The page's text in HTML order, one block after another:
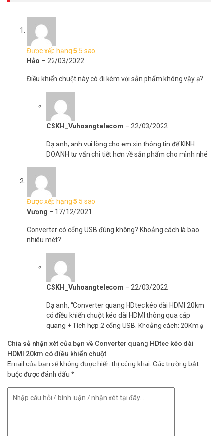
Được xếp hạng 5 5 sao
Hảo – 22/03/2022
Điều khiển chuột này có đi kèm với sản phẩm không vậy ạ?
CSKH_Vuhoangtelecom – 22/03/2022
Dạ anh, anh vui lòng cho em xin thông tin để KINH
DOANH tư vấn chi tiết hơn về sản phẩm cho mình nhé
Được xếp hạng 5 5 sao
Vương – 17/12/2021
Converter có cổng USB đúng không? Khoảng cách là bao
nhiêu mét?
CSKH_Vuhoangtelecom – 22/03/2022
Dạ anh, “Converter quang HDtec kéo dài HDMI 20km
có điều khiển chuột kéo dài HDMI thông qua cáp
quang + Tích hợp 2 cổng USB. Khoảng cách: 20Km ạ
Chia sẻ nhận xét của bạn về Converter quang HDtec kéo dài
HDMI 20km có điều khiển chuột
Email của bạn sẽ không được hiển thị công khai. Các trường bắt
buộc được đánh dấu *